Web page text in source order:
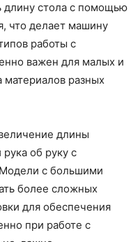
длину стола с помощью
что делает машину
работы с
важен для малых и
материалов разных
длины
об руку с
с большими
более сложных
для обеспечения
при работе с